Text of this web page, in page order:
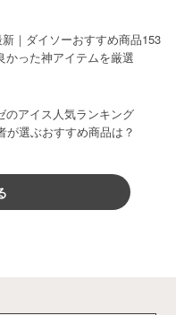
｜ダイソーおすすめ商品153
かった神アイテムを厳選
のアイス人気ランキング
が選ぶおすすめ商品は？